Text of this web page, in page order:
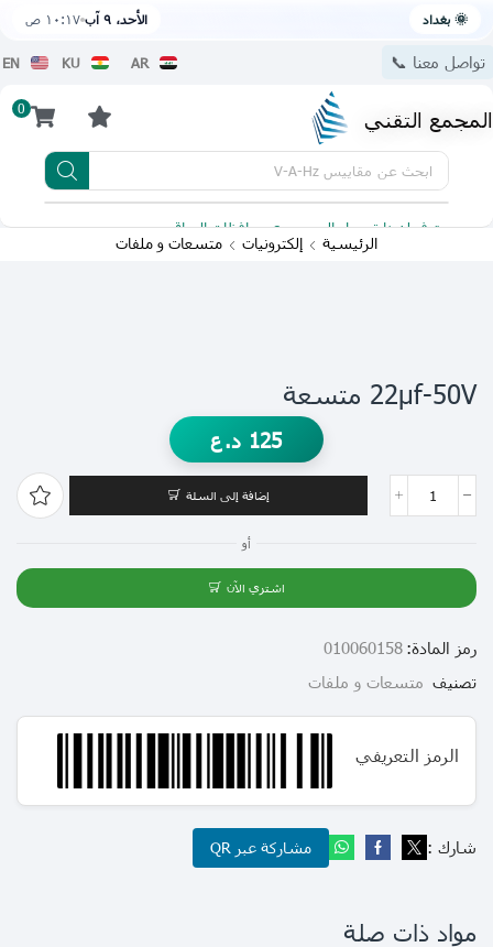
🌞 بغداد الأحد، ٩ آب ١٠:١٧ ص
تواصل معنا 📞 AR
KU
EN
المجمع التقني 0
ابحث عن مقاييس V-A-Hz
يتوفر لدينا توصيل الى جميع محافظات العراق
الرئيسية إلكترونيات متسعات و ملفات
22µf-50V متسعة
125 د.ع
إضافة إلى السلة
أو
اشتري الآن
رمز المادة: 010060158
تصنيف متسعات و ملفات
الرمز التعريفي
شارك : مشاركة عبر QR
مواد ذات صلة